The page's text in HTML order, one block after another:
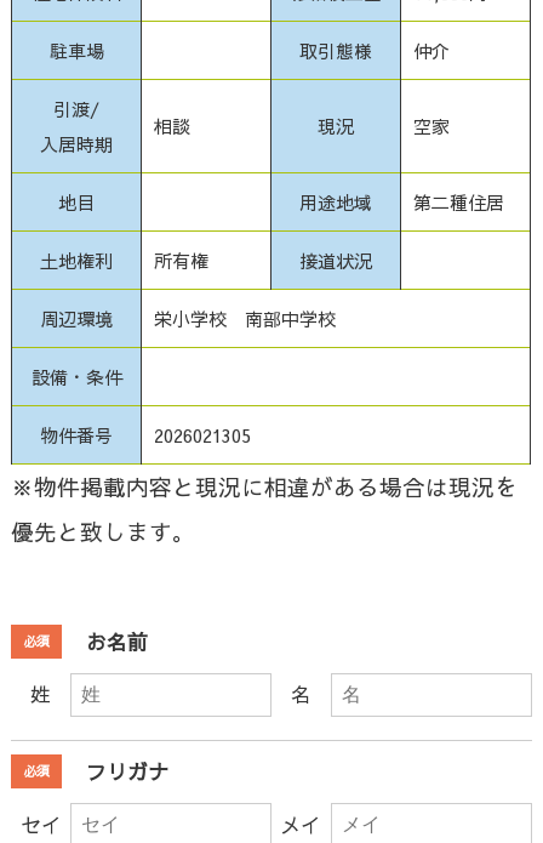
駐車場 取引態様 仲介
引渡/
入居時期
相談 現況 空家
地目 用途地域 第二種住居
土地権利 所有権 接道状況
周辺環境 栄小学校 南部中学校
設備・条件
物件番号 2026021305
※物件掲載内容と現況に相違がある場合は現況を
優先と致します。
必須
お名前
姓
名
必須
フリガナ
セイ
メイ